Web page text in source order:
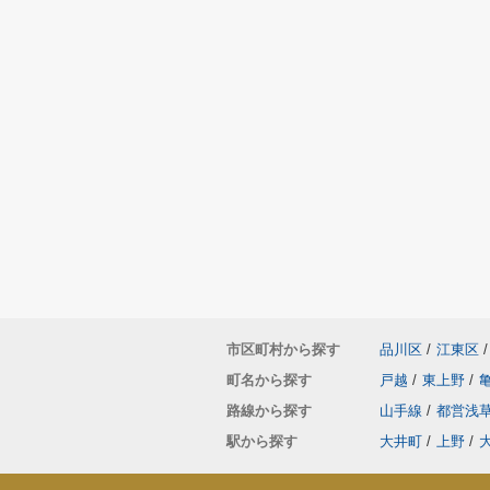
市区町村から探す 品川区 / 江東区 /
町名から探す
戸越 / 東上野 /
路線から探す
山手線 / 都営浅
駅から探す
大井町 / 上野 /